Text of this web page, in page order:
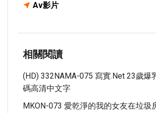
Av影片
相關閱讀
(HD) 332NAMA-075 寫實.net 23歲爆
碼高清中文字
MKON-073 愛乾淨的我的女友在垃圾